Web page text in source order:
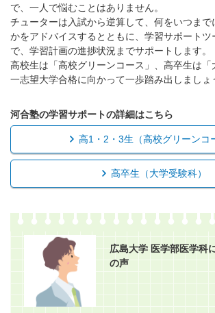
で、一人で悩むことはありません。
チューターは入試から逆算して、何をいつまで
かをアドバイスするとともに、学習サポートツ
で、学習計画の進捗状況までサポートします。
高校生は「高校グリーンコース」、高卒生は「
一志望大学合格に向かって一歩踏み出しましょ
河合塾の学習サポートの詳細はこちら
高1・2・3生（高校グリーンコ
高卒生（大学受験科）
広島大学 医学部医学科
の声